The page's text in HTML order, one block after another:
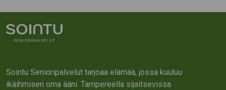
Sointu Senioripalvelut tarjoaa elämää, jossa kuuluu
ikäihmisen oma ääni. Tampereella sijaitsevissa